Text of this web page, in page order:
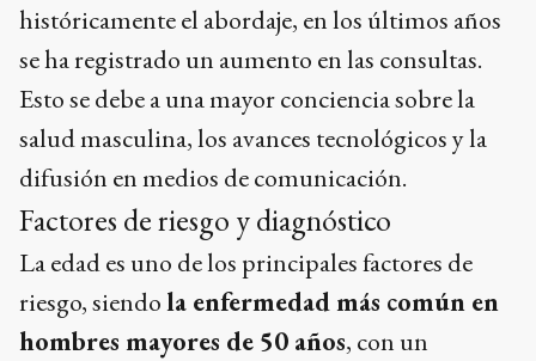
históricamente el abordaje, en los últimos años
se ha registrado un aumento en las consultas.
Esto se debe a una mayor conciencia sobre la
salud masculina, los avances tecnológicos y la
difusión en medios de comunicación.
Factores de riesgo y diagnóstico
La edad es uno de los principales factores de
riesgo, siendola enfermedad más común en
hombres mayores de 50 años, con un